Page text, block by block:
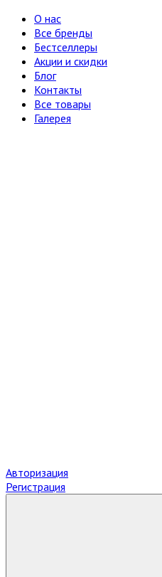
О нас
Все бренды
Бестселлеры
Акции и скидки
Блог
Контакты
Все товары
Галерея
Авторизация
Регистрация